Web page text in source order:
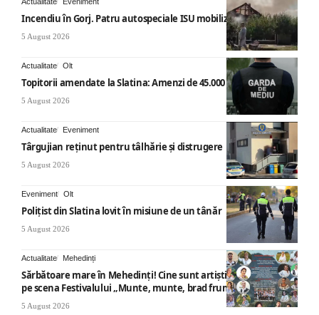
Actualitate Eveniment
Incendiu în Gorj. Patru autospeciale ISU mobilizate
5 August 2026
Actualitate Olt
Topitorii amendate la Slatina: Amenzi de 45.000 de lei
5 August 2026
Actualitate Eveniment
Târgujian reținut pentru tâlhărie și distrugere
5 August 2026
Eveniment Olt
Polițist din Slatina lovit în misiune de un tânăr
5 August 2026
Actualitate Mehedinți
Sărbătoare mare în Mehedinți! Cine sunt artiștii care vor urca
pe scena Festivalului „Munte, munte, brad frumos”
5 August 2026